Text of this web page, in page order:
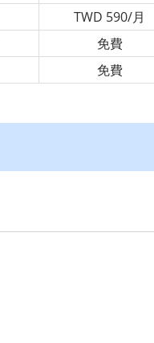
TWD 590/月
免費
免費